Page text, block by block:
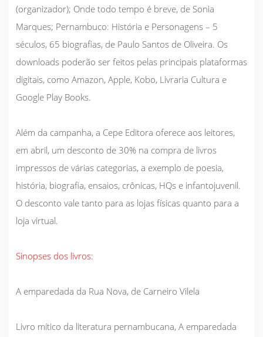
(organizador); Onde todo tempo é breve, de Sonia
Marques; Pernambuco: História e Personagens – 5
séculos, 65 biografias, de Paulo Santos de Oliveira. Os
downloads poderão ser feitos pelas principais plataformas
digitais, como Amazon, Apple, Kobo, Livraria Cultura e
Google Play Books.
Além da campanha, a Cepe Editora oferece aos leitores,
em abril, um desconto de 30% na compra de livros
impressos de várias categorias, a exemplo de poesia,
história, biografia, ensaios, crônicas, HQs e infantojuvenil.
O desconto vale tanto para as lojas físicas quanto para a
loja virtual.
Sinopses dos livros:
A emparedada da Rua Nova, de Carneiro Vilela
Livro mítico da literatura pernambucana, A emparedada